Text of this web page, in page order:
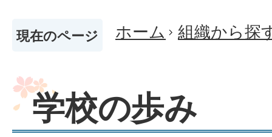
現在のページ ホーム 組織から探
学校の歩み